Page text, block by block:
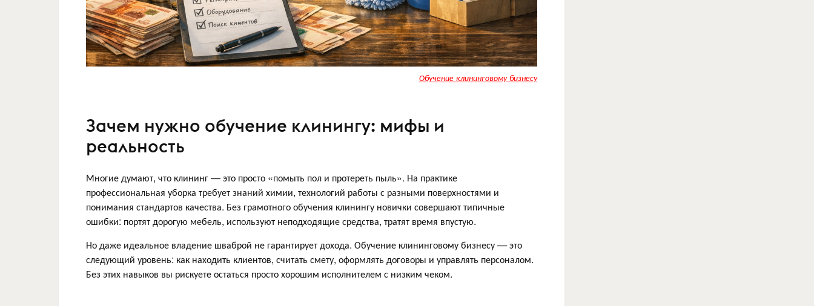
Обучение клининговому бизнесу
Зачем нужно обучение клинингу: мифы и
реальность
Многие думают, что клининг — это просто «помыть пол и протереть пыль». На практике
профессиональная уборка требует знаний химии, технологий работы с разными поверхностями и
понимания стандартов качества. Без грамотного обучения клинингу новички совершают типичные
ошибки: портят дорогую мебель, используют неподходящие средства, тратят время впустую.
Но даже идеальное владение шваброй не гарантирует дохода. Обучение клининговому бизнесу — это
следующий уровень: как находить клиентов, считать смету, оформлять договоры и управлять персоналом.
Без этих навыков вы рискуете остаться просто хорошим исполнителем с низким чеком.